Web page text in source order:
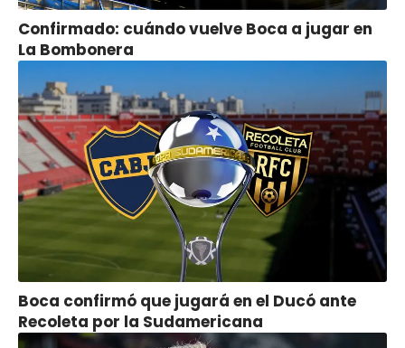
Confirmado: cuándo vuelve Boca a jugar en
La Bombonera
Boca confirmó que jugará en el Ducó ante
Recoleta por la Sudamericana